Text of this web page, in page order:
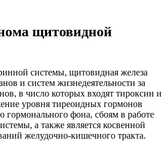
щитовидной
системы, щитовидная железа
и систем жизнедеятельности за
в число которых входят тироксин и
уровня тиреоидных гормонов
фона, сбоям в работе
а также является косвенной
желудочно-кишечного тракта.